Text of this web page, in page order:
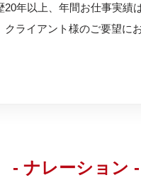
年以上、年間お仕事実績
クライアント様のご要望に
- ナレーション -